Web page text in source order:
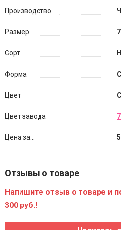
Производство
Размер
Сорт
Форма
Цвет
Цвет завода
Цена за...
Отзывы о товаре
Напишите отзыв о товаре и
300 руб.!